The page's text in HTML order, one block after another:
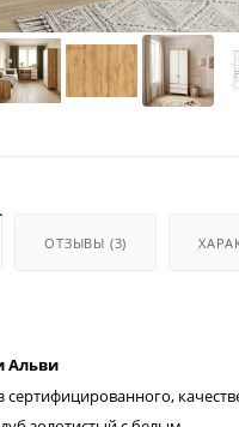
ОТЗЫВЫ (3)
Альви